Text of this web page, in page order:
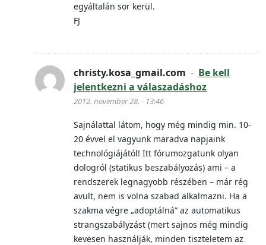
egyáltalán sor kerül.
FJ
christy.kosa_gmail.com - Be kell
jelentkezni a válaszadáshoz
2012. november 28. - 13:46
Sajnálattal látom, hogy még mindig min. 10-
20 évvel el vagyunk maradva napjaink
technológiájától! Itt fórumozgatunk olyan
dologról (statikus beszabályozás) ami – a
rendszerek legnagyobb részében – már rég
avult, nem is volna szabad alkalmazni. Ha a
szakma végre „adoptálná” az automatikus
strangszabályzást (mert sajnos még mindig
kevesen használják, minden tiszteletem az